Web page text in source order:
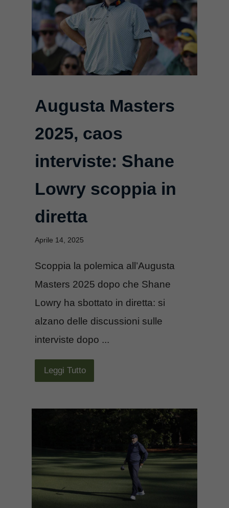
Augusta Masters
2025, caos
interviste: Shane
Lowry scoppia in
diretta
Aprile 14, 2025
Scoppia la polemica all’Augusta
Masters 2025 dopo che Shane
Lowry ha sbottato in diretta: si
alzano delle discussioni sulle
interviste dopo ...
Leggi Tutto